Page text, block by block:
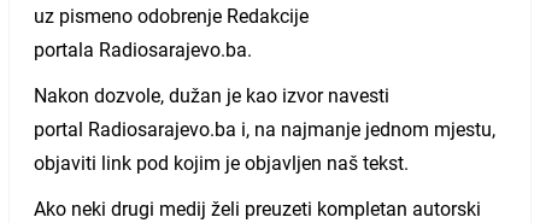
uz pismeno odobrenje Redakcije
portala Radiosarajevo.ba.
Nakon dozvole, dužan je kao izvor navesti
portal Radiosarajevo.ba i, na najmanje jednom mjestu,
objaviti link pod kojim je objavljen naš tekst.
Ako neki drugi medij želi preuzeti kompletan autorski